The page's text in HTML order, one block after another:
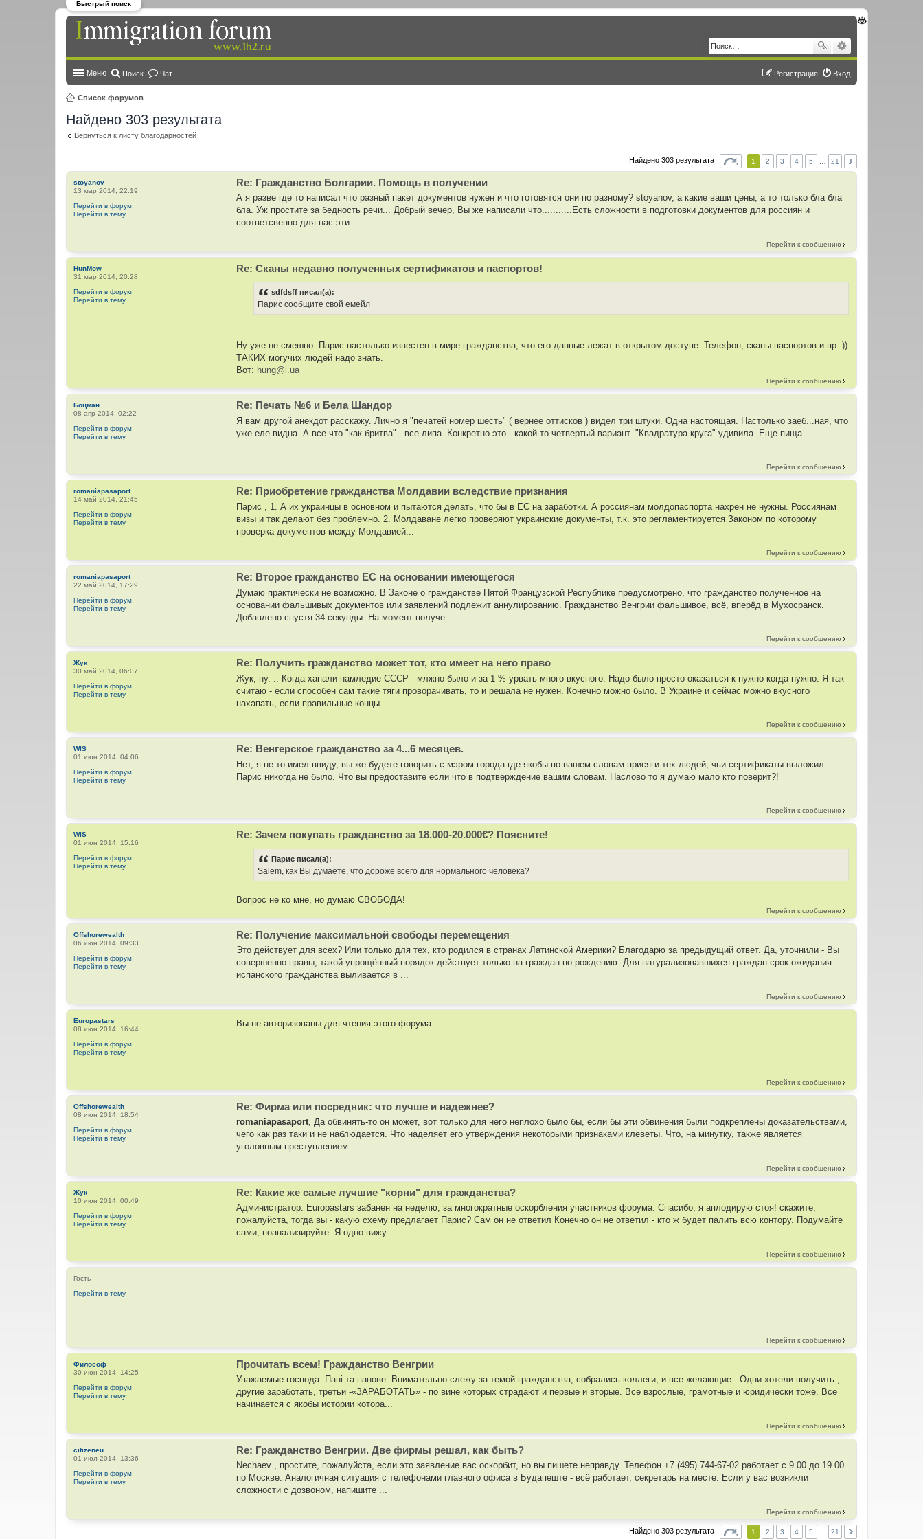
Меню Поиск Чат Вход
Регистрация
Список форумов
Быстрый поиск
Найдено 303 результата
Вернуться к листу благодарностей
Найдено 303 результата 1 2 3 4 5 21
stoyanov
13 мар 2014, 22:19
Перейти в форум
Перейти в тему
Re: Гражданство Болгарии. Помощь в получении
А я разве где то написал что разный пакет документов нужен и что готовятся они по разному? stoyanov, а какие ваши цены, а то только бла бла
бла. Уж простите за бедность речи... Добрый вечер, Вы же написали что...........Есть сложности в подготовки документов для россиян и
соответсвенно для нас эти ...
Перейти к сообщению
HunMow
31 мар 2014, 20:28
Перейти в форум
Перейти в тему
Re: Сканы недавно полученных сертификатов и паспортов!
sdfdsff писал(а):
Парис сообщите свой емейл
Ну уже не смешно. Парис настолько известен в мире гражданства, что его данные лежат в открытом доступе. Телефон, сканы паспортов и пр. ))
ТАКИХ могучих людей надо знать.
Вот: hung@i.ua
Перейти к сообщению
Боцман
08 апр 2014, 02:22
Перейти в форум
Перейти в тему
Re: Печать №6 и Бела Шандор
Я вам другой анекдот расскажу. Лично я "печатей номер шесть" ( вернее оттисков ) видел три штуки. Одна настоящая. Настолько заеб...ная, что
уже еле видна. А все что "как бритва" - все липа. Конкретно это - какой-то четвертый вариант. "Квадратура круга" удивила. Еще пища...
Перейти к сообщению
romaniapasaport
14 май 2014, 21:45
Перейти в форум
Перейти в тему
Re: Приобретение гражданства Молдавии вследствие признания
Парис , 1. А их украинцы в основном и пытаются делать, что бы в ЕС на заработки. А россиянам молдопаспорта нахрен не нужны. Россиянам
визы и так делают без проблемно. 2. Молдаване легко проверяют украинские документы, т.к. это регламентируется Законом по которому
проверка документов между Молдавией...
Перейти к сообщению
romaniapasaport
22 май 2014, 17:29
Перейти в форум
Перейти в тему
Re: Второе гражданство ЕС на основании имеющегося
Думаю практически не возможно. В Законе о гражданстве Пятой Французской Республике предусмотрено, что гражданство полученное на
основании фальшивых документов или заявлений подлежит аннулированию. Гражданство Венгрии фальшивое, всё, вперёд в Мухосранск.
Добавлено спустя 34 секунды: На момент получе...
Перейти к сообщению
Жук
30 май 2014, 06:07
Перейти в форум
Перейти в тему
Re: Получить гражданство может тот, кто имеет на него право
Жук, ну. .. Когда хапали намледие СССР - млжно было и за 1 % урвать много вкусного. Надо было просто оказаться к нужно когда нужно. Я так
считаю - если способен сам такие тяги проворачивать, то и решала не нужен. Конечно можно было. В Украине и сейчас можно вкусного
нахапать, если правильные концы ...
Перейти к сообщению
WIS
01 июн 2014, 04:06
Перейти в форум
Перейти в тему
Re: Венгерское гражданство за 4...6 месяцев.
Нет, я не то имел ввиду, вы же будете говорить с мэром города где якобы по вашем словам присяги тех людей, чьи сертификаты выложил
Парис никогда не было. Что вы предоставите если что в подтверждение вашим словам. Наслово то я думаю мало кто поверит?!
Перейти к сообщению
WIS
01 июн 2014, 15:16
Перейти в форум
Перейти в тему
Re: Зачем покупать гражданство за 18.000-20.000€? Поясните!
Парис писал(а):
Salem, как Вы думаете, что дороже всего для нормального человека?
Вопрос не ко мне, но думаю СВОБОДА!
Перейти к сообщению
Offshorewealth
06 июн 2014, 09:33
Перейти в форум
Перейти в тему
Re: Получение максимальной свободы перемещения
Это действует для всех? Или только для тех, кто родился в странах Латинской Америки? Благодарю за предыдущий ответ. Да, уточнили - Вы
совершенно правы, такой упрощённый порядок действует только на граждан по рождению. Для натурализовавшихся граждан срок ожидания
испанского гражданства выливается в ...
Перейти к сообщению
Europastars
08 июн 2014, 16:44
Перейти в форум
Перейти в тему
Вы не авторизованы для чтения этого форума.
Перейти к сообщению
Offshorewealth
08 июн 2014, 18:54
Перейти в форум
Перейти в тему
Re: Фирма или посредник: что лучше и надежнее?
romaniapasaport, Да обвинять-то он может, вот только для него неплохо было бы, если бы эти обвинения были подкреплены доказательствами,
чего как раз таки и не наблюдается. Что наделяет его утверждения некоторыми признаками клеветы. Что, на минутку, также является
уголовным преступлением.
Перейти к сообщению
Жук
10 июн 2014, 00:49
Перейти в форум
Перейти в тему
Re: Какие же самые лучшие "корни" для гражданства?
Администратор: Europastars забанен на неделю, за многократные оскорбления участников форума. Спасибо, я аплодирую стоя! скажите,
пожалуйста, тогда вы - какую схему предлагает Парис? Сам он не ответил Конечно он не ответил - кто ж будет палить всю контору. Подумайте
сами, поанализируйте. Я одно вижу...
Перейти к сообщению
Гость
Перейти в тему
Перейти к сообщению
Философ
30 июн 2014, 14:25
Перейти в форум
Перейти в тему
Прочитать всем! Гражданство Венгрии
Уважаемые господа. Пані та панове. Внимательно слежу за темой гражданства, собрались коллеги, и все желающие . Одни хотели получить ,
другие заработать, третьи -«ЗАРАБОТАТЬ» - по вине которых страдают и первые и вторые. Все взрослые, грамотные и юридически тоже. Все
начинается с якобы истории котора...
Перейти к сообщению
citizeneu
01 июл 2014, 13:36
Перейти в форум
Перейти в тему
Re: Гражданство Венгрии. Две фирмы решал, как быть?
Nechaev , простите, пожалуйста, если это заявление вас оскорбит, но вы пишете неправду. Телефон +7 (495) 744-67-02 работает с 9.00 до 19.00
по Москве. Аналогичная ситуация с телефонами главного офиса в Будапеште - всё работает, секретарь на месте. Если у вас возникли
сложности с дозвоном, напишите ...
Перейти к сообщению
Найдено 303 результата 1 2 3 4 5 21